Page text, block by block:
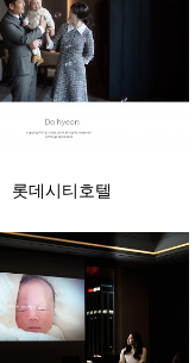
롯데시티호텔